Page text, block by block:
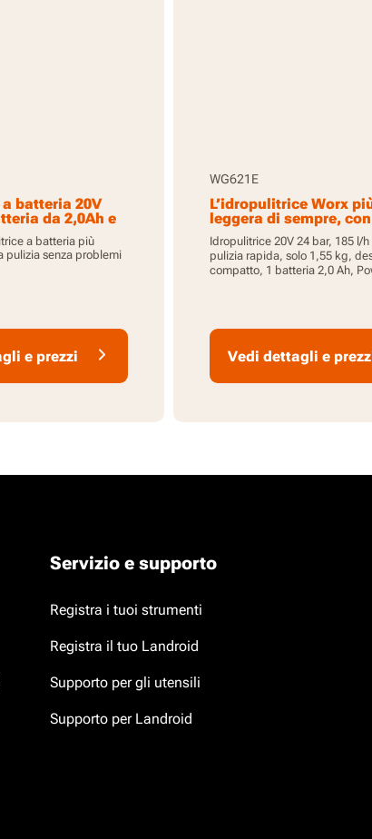
batteria 20V
da 2,0Ah e
a batteria più
pulizia senza problemi
e prezzi
WG621E
L’idropulitrice Worx
leggera di sempre, con
prestazioni di pulizia
Idropulitrice 20V 24 bar, 185 l/h
pulizia rapida, solo 1,55 kg,
compatto, 1 batteria 2,0 Ah,
Vedi dettagli e
Servizio e supporto
Registra i tuoi strumenti
Registra il tuo Landroid
Supporto per gli utensili
Supporto per Landroid